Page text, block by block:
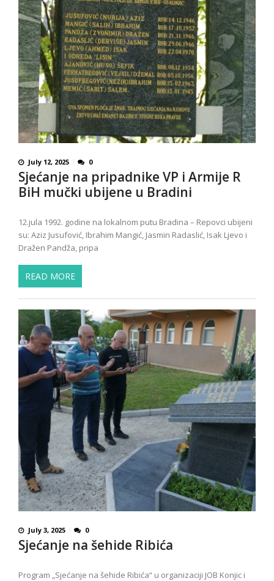
July 12, 2025 0
Sjećanje na pripadnike VP i Armije R
BiH mučki ubijene u Bradini
12.jula 1992. godine na lokalnom putu Bradina – Repovci ubijeni
su: Aziz Jusufović, Ibrahim Mangić, Jasmin Radaslić, Isak Ljevo i
Dražen Pandža, pripa
READ MORE
July 3, 2025 0
Sjećanje na šehide Ribića
Program „Sjećanje na šehide Ribića“ u organizaciji JOB Konjic i